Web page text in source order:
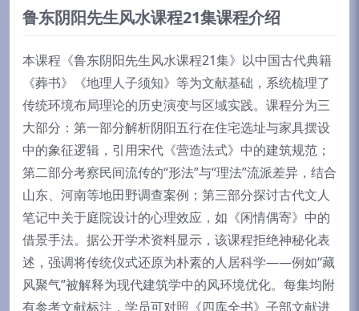
鲁东阴阳先生风水课程21集课程介绍
本课程《鲁东阴阳先生风水课程21集》以中国古代典籍
《葬书》《地理人子须知》等为文献基础，系统梳理了
传统环境布局理论的历史演变与区域实践。课程分为三
大部分：第一部分解析阴阳五行在住宅选址与家具摆设
中的象征逻辑，引用宋代《营造法式》中的建筑规范；
第二部分考察民间流传的“形法”与“理法”流派差异，结合
山东、河南等地田野调查案例；第三部分探讨古代文人
笔记中关于庭院设计的心理效应，如《闲情偶寄》中的
借景手法。据公开学术资料显示，该课程拒绝神秘化表
述，强调将传统仪式还原为朴素的人居科学——例如“藏
风聚气”被解释为现代建筑学中的风环境优化。每集均附
有参考文献标注，学员可对照《四库全书》子部文献进